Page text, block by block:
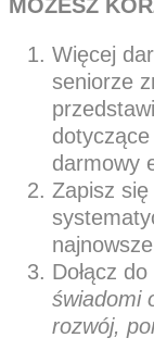
MOŻESZ
Więcej
seniorze
darmowy
Zapisz
Dołącz
świadomi
rozwój,